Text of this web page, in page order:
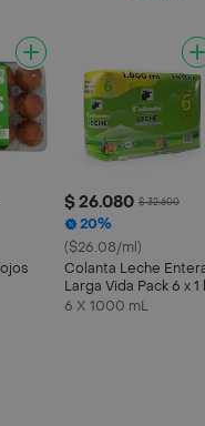
$ 26.080 $ 32.600
20%
($26.08/ml)
Colanta Leche
Larga Vida Pack 6 x 1 l
6 X 1000 mL